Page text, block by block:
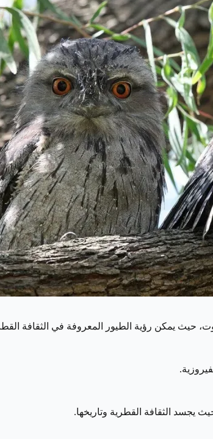
حيث يمكن رؤية الطيور المعروفة في الثقافة